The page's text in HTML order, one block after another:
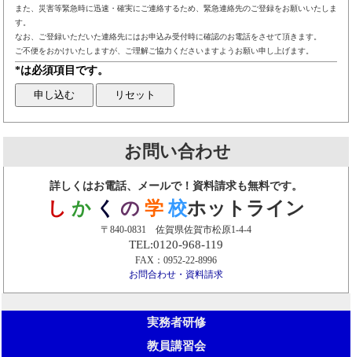
また、災害等緊急時に迅速・確実にご連絡するため、緊急連絡先のご登録をお願いいたしま
す。
なお、ご登録いただいた連絡先にはお申込み受付時に確認のお電話をさせて頂きます。
ご不便をおかけいたしますが、ご理解ご協力くださいますようお願い申し上げます。
*は必須項目です。
お問い合わせ
詳しくはお電話、メールで！資料請求も無料です。
し か く の 学 校ホットライン
〒840-0831 佐賀県佐賀市松原1-4-4
TEL:0120-968-119
FAX：0952-22-8996
お問合わせ・資料請求
実務者研修
教員講習会